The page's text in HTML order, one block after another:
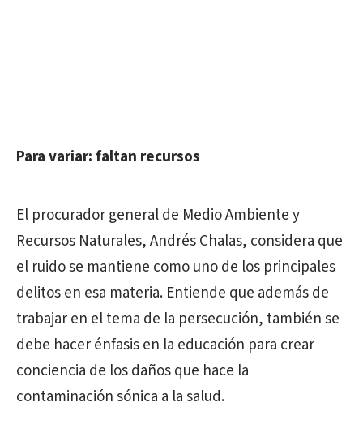
Para variar: faltan recursos
El procurador general de Medio Ambiente y
Recursos Naturales, Andrés Chalas, considera que
el ruido se mantiene como uno de los principales
delitos en esa materia. Entiende que además de
trabajar en el tema de la persecución, también se
debe hacer énfasis en la educación para crear
conciencia de los daños que hace la
contaminación sónica a la salud.